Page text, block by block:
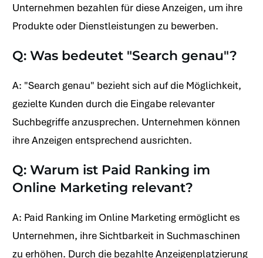
Unternehmen bezahlen für diese Anzeigen, um ihre
Produkte oder Dienstleistungen zu bewerben.
Q: Was bedeutet "Search genau"?
A: "Search genau" bezieht sich auf die Möglichkeit,
gezielte Kunden durch die Eingabe relevanter
Suchbegriffe anzusprechen. Unternehmen können
ihre Anzeigen entsprechend ausrichten.
Q: Warum ist Paid Ranking im
Online Marketing relevant?
A: Paid Ranking im Online Marketing ermöglicht es
Unternehmen, ihre Sichtbarkeit in Suchmaschinen
zu erhöhen. Durch die bezahlte Anzeigenplatzierung